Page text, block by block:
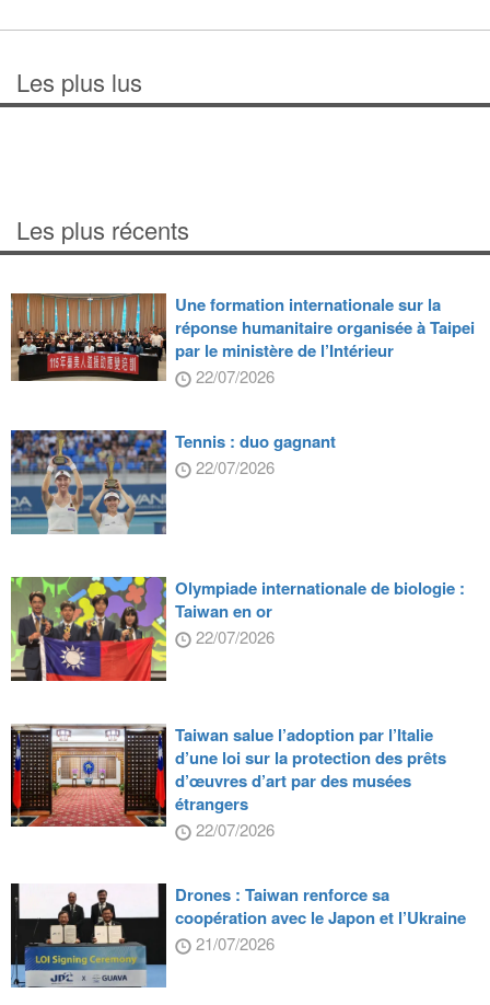
Les plus lus
Les plus récents
Une formation internationale sur la
réponse humanitaire organisée à Taipei
par le ministère de l’Intérieur
22/07/2026
Tennis : duo gagnant
22/07/2026
Olympiade internationale de biologie :
Taiwan en or
22/07/2026
Taiwan salue l’adoption par l’Italie
d’une loi sur la protection des prêts
d’œuvres d’art par des musées
étrangers
22/07/2026
Drones : Taiwan renforce sa
coopération avec le Japon et l’Ukraine
21/07/2026